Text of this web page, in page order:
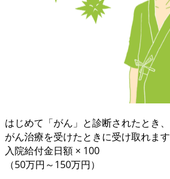
はじめて「がん」と診断されたとき、
がん治療を受けたときに受け取れます
入院給付金日額 × 100
（50万円～150万円）